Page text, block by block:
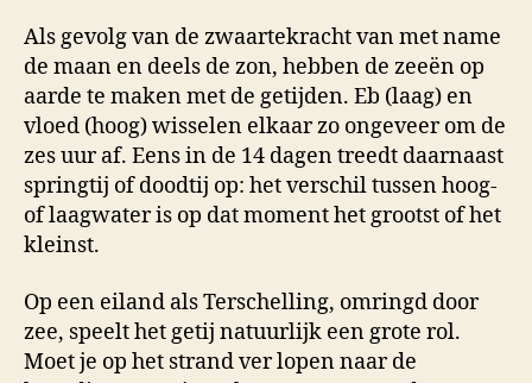
Als gevolg van de zwaartekracht van met name
de maan en deels de zon, hebben de zeeën op
aarde te maken met de getijden. Eb (laag) en
vloed (hoog) wisselen elkaar zo ongeveer om de
zes uur af. Eens in de 14 dagen treedt daarnaast
springtij of doodtij op: het verschil tussen hoog-
of laagwater is op dat moment het grootst of het
kleinst.
Op een eiland als Terschelling, omringd door
zee, speelt het getij natuurlijk een grote rol.
Moet je op het strand ver lopen naar de